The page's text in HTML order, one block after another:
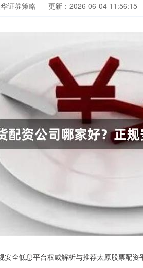
证券策略 更新：2026-06-04 11:56:15
全低息平台权威解析与推荐太原股票配资